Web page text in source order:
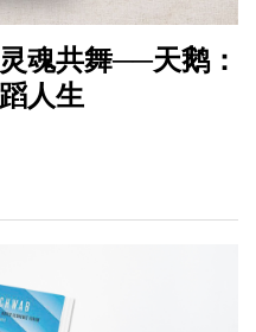
魂共舞──天鹅：
人生